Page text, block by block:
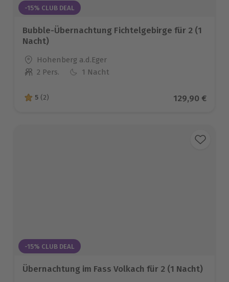
-15% CLUB DEAL
Bubble-Übernachtung Fichtelgebirge für 2 (1
Nacht)
Standort
Hohenberg a.d.Eger
Anzahl der Teilnehmer
2 Pers. 1 Nacht
5 von 5 Sternen basierend auf 2 Bewertungen
5 (2) Aktueller
129,90 €
-15% CLUB DEAL
Übernachtung im Fass Volkach für 2 (1 Nacht)